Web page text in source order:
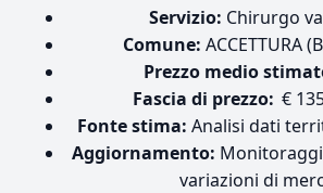
Servizio: Chirurgo
Comune: ACCETTURA
Prezzo medio
Fascia di prezzo: €
Fonte stima: Analisi dati
Aggiornamento:
variazioni di